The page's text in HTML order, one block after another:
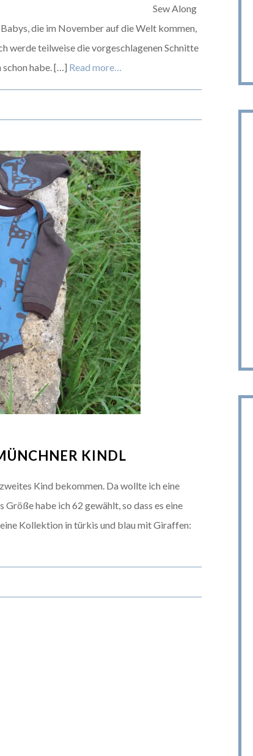
Sew Along
die im November auf die Welt kommen,
werde teilweise die vorgeschlagenen Schnitte
schon habe. […] Read more…
KINDL
Kind bekommen. Da wollte ich eine
habe ich 62 gewählt, so dass es eine
Kollektion in türkis und blau mit Giraffen: